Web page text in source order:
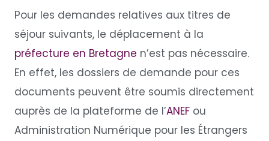
Pour les demandes relatives aux titres de
séjour suivants, le déplacement à la
préfecture en Bretagne n’est pas nécessaire.
En effet, les dossiers de demande pour ces
documents peuvent être soumis directement
auprès de la plateforme de l’ANEFou
Administration Numérique pour les Étrangers